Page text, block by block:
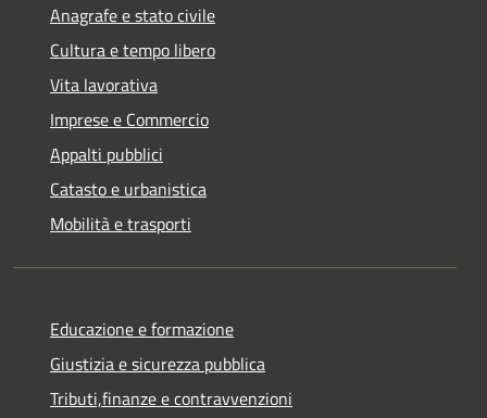
Anagrafe e stato civile
Cultura e tempo libero
Vita lavorativa
Imprese e Commercio
Appalti pubblici
Catasto e urbanistica
Mobilità e trasporti
Educazione e formazione
Giustizia e sicurezza pubblica
Tributi,finanze e contravvenzioni